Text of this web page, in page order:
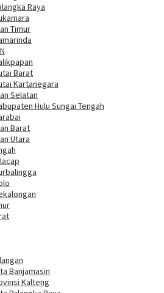
Raya
Timur
Barat
Kartanegara
Selatan
Hulu Sungai Tengah
Barat
Utara
Banjamasin
Kalteng